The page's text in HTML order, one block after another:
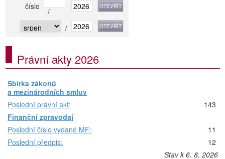
číslo
/
/
Právní akty 2026
Sbírka zákonů
a mezinárodních smluv
Poslední právní akt:
143
Finanční zpravodaj
Poslední číslo vydané MF:
11
Poslední předpis:
12
Stav k 6. 8. 2026